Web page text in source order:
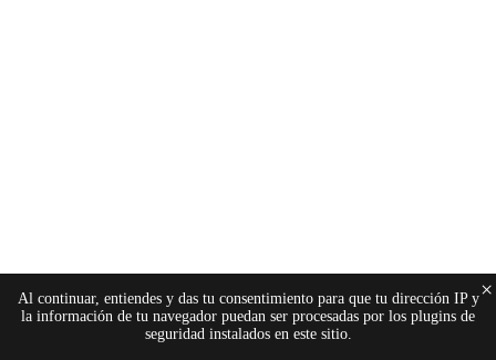
Al continuar, entiendes y das tu consentimiento para que tu dirección IP y
la información de tu navegador puedan ser procesadas por los plugins de
seguridad instalados en este sitio.
×